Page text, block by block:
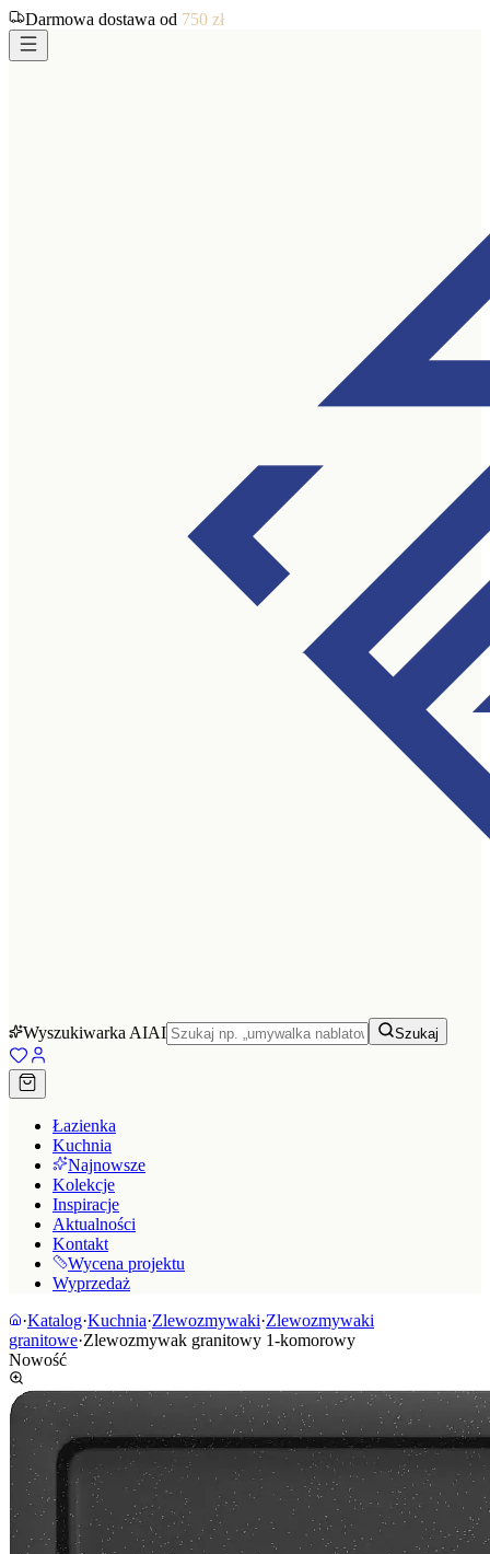
Darmowa dostawa od 750 zł
Wyszukiwarka AIAI Szukaj
Łazienka
Kuchnia
Najnowsze
Kolekcje
Inspiracje
Aktualności
Kontakt
Wycena projektu
Wyprzedaż
·Katalog·Kuchnia·Zlewozmywaki·Zlewozmywaki
granitowe·Zlewozmywak granitowy 1-komorowy
Nowość